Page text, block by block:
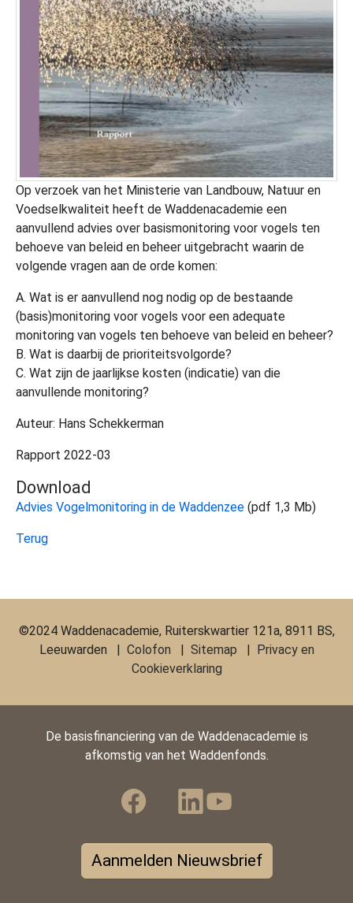
Op verzoek van het Ministerie van Landbouw, Natuur en
Voedselkwaliteit heeft de Waddenacademie een
aanvullend advies over basismonitoring voor vogels ten
behoeve van beleid en beheer uitgebracht waarin de
volgende vragen aan de orde komen:
A. Wat is er aanvullend nog nodig op de bestaande
(basis)monitoring voor vogels voor een adequate
monitoring van vogels ten behoeve van beleid en beheer?
B. Wat is daarbij de prioriteitsvolgorde?
C. Wat zijn de jaarlijkse kosten (indicatie) van die
aanvullende monitoring?
Auteur: Hans Schekkerman
Rapport 2022-03
Download
Advies Vogelmonitoring in de Waddenzee (pdf 1,3 Mb)
Terug
©2024 Waddenacademie, Ruiterskwartier 121a, 8911 BS,
Leeuwarden | Colofon | Sitemap | Privacy en
Cookieverklaring
De basisfinanciering van de Waddenacademie is
afkomstig van het Waddenfonds.
Aanmelden Nieuwsbrief